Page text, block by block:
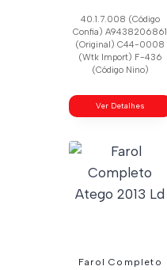
40.1.7.008 (Código
Confia) A9438206861
(Original) C44-0008
(Wtk Import) F-436
(Código Nino)
Ver Detalhes
Farol Completo